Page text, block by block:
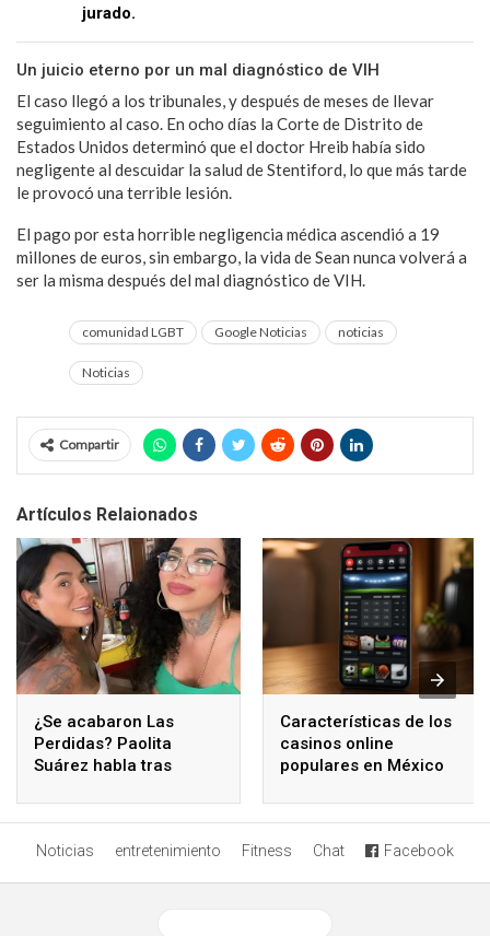
jurado.
Un juicio eterno por un mal diagnóstico de VIH
El caso llegó a los tribunales, y después de meses de llevar
seguimiento al caso. En ocho días la Corte de Distrito de
Estados Unidos determinó que el doctor Hreib había sido
negligente al descuidar la salud de Stentiford, lo que más tarde
le provocó una terrible lesión.
El pago por esta horrible negligencia médica ascendió a 19
millones de euros, sin embargo, la vida de Sean nunca volverá a
ser la misma después del mal diagnóstico de VIH.
comunidad LGBT Google Noticias noticias
Noticias
Compartir
Artículos Relaionados
¿Se acabaron Las
Perdidas? Paolita
Suárez habla tras
de Karina Torres
Características de los
casinos online
populares en México
Noticias entretenimiento Fitness Chat Facebook